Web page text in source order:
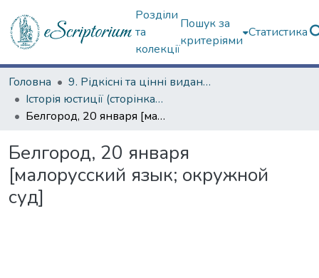
Розділи
та
колекції
Пошук за
критеріями
Статистика
Головна
9. Рідкісні та цінні видання
Історія юстиції (сторінками періодичних видань)
Белгород, 20 января [малорусский язык; окружной суд]
Белгород, 20 января
[малорусский язык; окружной
суд]